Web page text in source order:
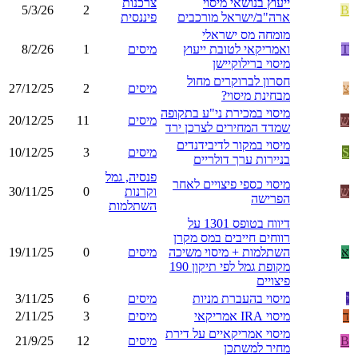
B
ייעוץ בנושאי מיסוי
ארה"ב/ישראל מורכבים
צרכנות
פיננסית
2
5/3/26
T
מומחה מס ישראלי
ואמריקאי לטובת ייעוץ
מיסוי ברילוקיישן
מיסים 1
8/2/26
צ
חסרון לברוקרים מחול
מבחינת מיסוי?
מיסים 2
27/12/25
ש
מיסוי במכירת ני"ע בתקופה
שמדד המחירים לצרכן ירד
מיסים 11
20/12/25
S
מיסוי במקור לדיבידנדים
בניירות ערך דולריים
מיסים 3
10/12/25
ש
מיסוי כספי פיצויים לאחר
הפרישה
פנסיה, גמל
וקרנות
השתלמות
0
30/11/25
א
דיווח בטופס 1301 על
רווחים חייבים במס מקרן
השתלמות + מיסוי משיכה
מקופת גמל לפי תיקון 190
פיצויים
מיסים 0
19/11/25
י מיסוי בהעברת מניות מיסים 6
3/11/25
ד
מיסוי IRA אמריקאי מיסים 3
2/11/25
B
מיסוי אמריקאיים על דירת
מחיר למשתכן
מיסים 12
21/9/25